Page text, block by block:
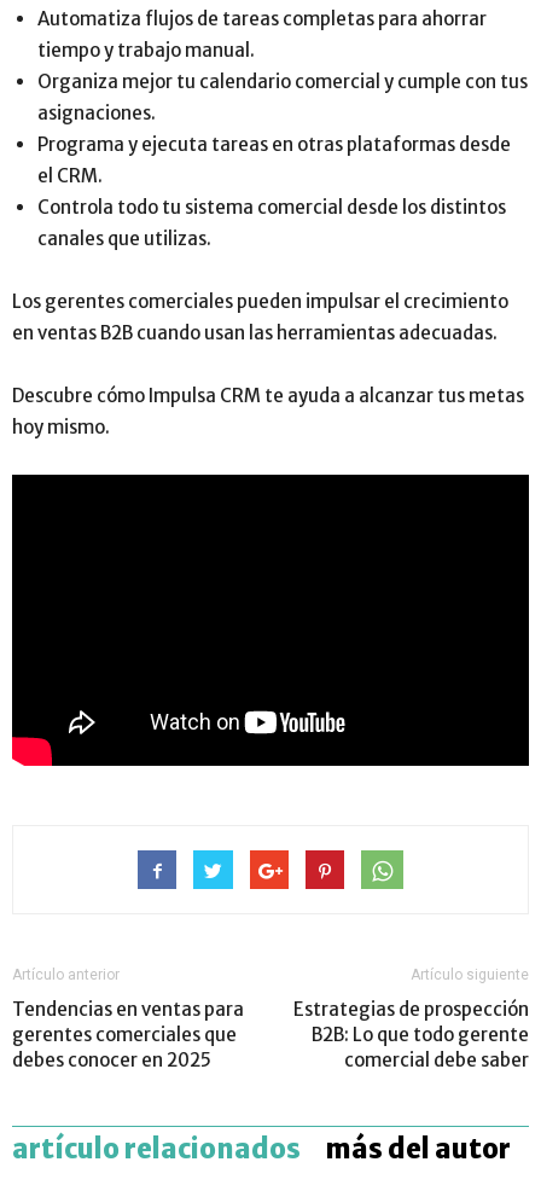
Automatiza flujos de tareas completas para ahorrar
tiempo y trabajo manual.
Organiza mejor tu calendario comercial y cumple con tus
asignaciones.
Programa y ejecuta tareas en otras plataformas desde
el CRM.
Controla todo tu sistema comercial desde los distintos
canales que utilizas.
Los gerentes comerciales pueden impulsar el crecimiento
en ventas B2B cuando usan las herramientas adecuadas.
Descubre cómo Impulsa CRM te ayuda a alcanzar tus metas
hoy mismo.
Artículo anterior
Tendencias en ventas para
gerentes comerciales que
debes conocer en 2025
Artículo siguiente
Estrategias de prospección
B2B: Lo que todo gerente
comercial debe saber
artículo relacionados más del autor